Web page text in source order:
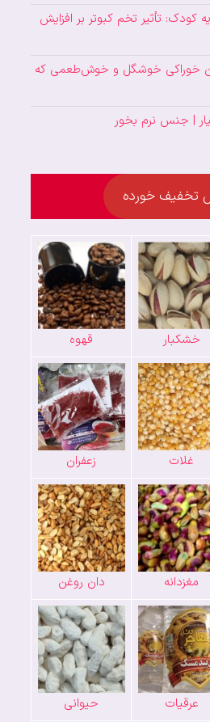
کودک: تأثیر تخم کبوتر بر افزایش
خوراکی خوشگل و خوش‌طعمی که
| جنس نرم بخور
تخفیف خورده
خشکبار قهوه
غلات زعفران
مغزدانه دان روغن
عرقیات حیوانی